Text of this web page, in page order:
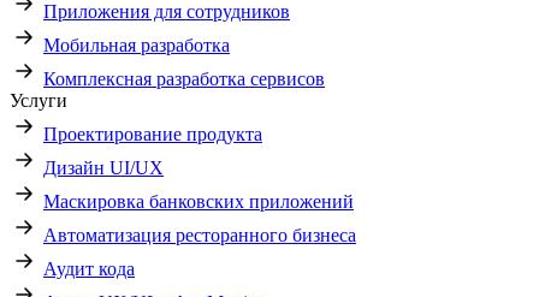
Приложения для сотрудников
Мобильная разработка
Комплексная разработка сервисов
Услуги
Проектирование продукта
Дизайн UI/UX
Маскировка банковских приложений
Автоматизация ресторанного бизнеса
Аудит кода